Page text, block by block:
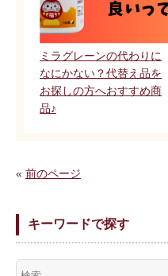
ミラグレーンの代わりに
なにかない？代替え品を
お探しの方へおすすめ商
品♪
« 前のページ
キーワードで探す